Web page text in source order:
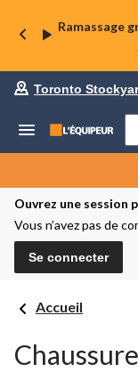
Ramassage
Toronto
Ouvrez une session
Vous n’avez pas de
Se connecter
Accueil